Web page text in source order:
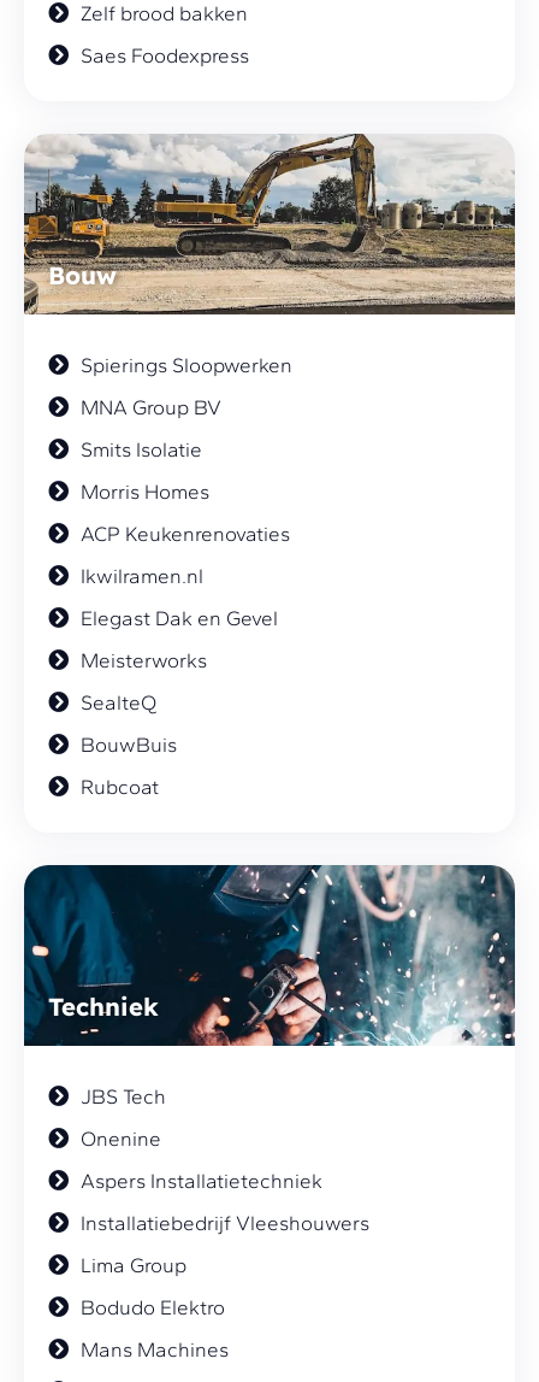
Zelf brood bakken
Saes Foodexpress
Bouw
Spierings Sloopwerken
MNA Group BV
Smits Isolatie
Morris Homes
ACP Keukenrenovaties
Ikwilramen.nl
Elegast Dak en Gevel
Meisterworks
SealteQ
BouwBuis
Rubcoat
Techniek
JBS Tech
Onenine
Aspers Installatietechniek
Installatiebedrijf Vleeshouwers
Lima Group
Bodudo Elektro
Mans Machines